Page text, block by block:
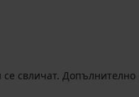
се свличат. Допълнително